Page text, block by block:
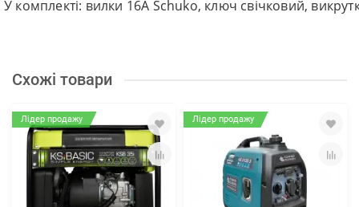
У комплекті: вилки 16А Schuko, ключ свічковий,
Схожі товари
Лідер продажу Лідер продажу